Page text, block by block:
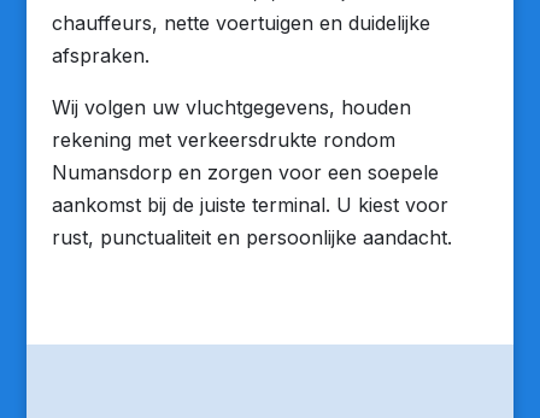
chauffeurs, nette voertuigen en duidelijke
afspraken.
Wij volgen uw vluchtgegevens, houden
rekening met verkeersdrukte rondom
Numansdorp en zorgen voor een soepele
aankomst bij de juiste terminal. U kiest voor
rust, punctualiteit en persoonlijke aandacht.